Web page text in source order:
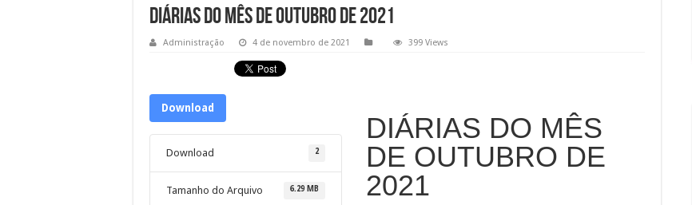
DIÁRIAS DO MÊS DE OUTUBRO DE 2021
Administração 4 de novembro de 2021 399 Views
Download
Download 2
Tamanho do Arquivo 6.29 MB
DIÁRIAS DO MÊS
DE OUTUBRO DE
2021